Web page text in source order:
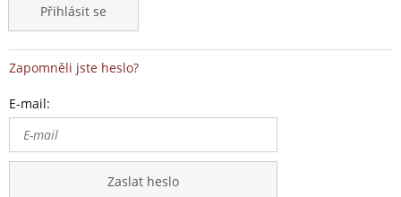
Přihlásit se
Zapomněli jste heslo?
E-mail:
Zaslat heslo